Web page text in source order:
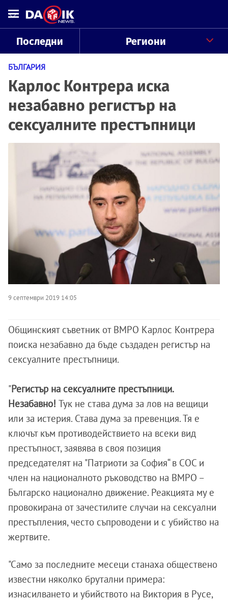
Последни Региони
БЪЛГАРИЯ
Карлос Контрера иска
незабавно регистър на
сексуалните престъпници
9 септември 2019 14:05
Общинският съветник от ВМРО Карлос Контрера
поиска незабавно да бъде създаден регистър на
сексуалните престъпници.
"Регистър на сексуалните престъпници.
Незабавно! Тук не става дума за лов на вещици
или за истерия. Става дума за превенция. Тя е
ключът към противодействието на всеки вид
престъпност, заявява в своя позиция
председателят на "Патриоти за София“ в СОС и
член на националното ръководство на ВМРО –
Българско национално движение. Реакцията му е
провокирана от зачестилите случаи на сексуални
престъпления, често съпроводени и с убийство на
жертвите.
"Само за последните месеци станаха обществено
известни няколко брутални примера:
изнасилването и убийството на Виктория в Русе,